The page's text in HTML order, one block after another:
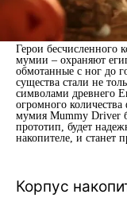
Герои бесчисленного
мумии – охраняют
обмотанные с ног до
существа стали не
символами древнего
огромного
мумия Mummy Driver
прототип, будет
накопителе, и станет
Корпус